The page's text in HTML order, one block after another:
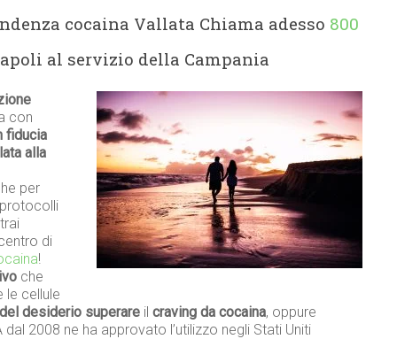
cocaina Vallata Chiama adesso 800
al servizio della Campania
con
fiducia
alla
per
di
!
che
le cellule
desiderio superare il craving da cocaina, oppure
2008 ne ha approvato l’utilizzo negli Stati Uniti